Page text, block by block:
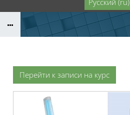
Русский ‎(ru)‎
Перейти к записи на курс